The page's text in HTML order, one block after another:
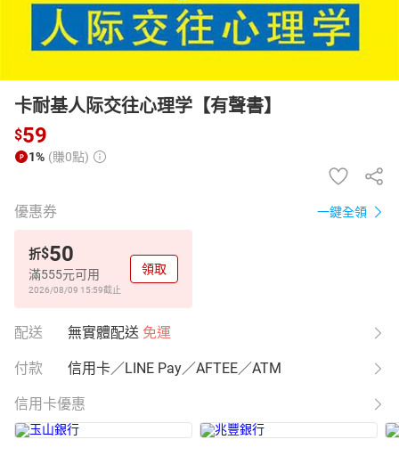
卡耐基人际交往心理学【有聲書】
$59
1% (賺0點)
優惠券 一鍵全領
折$50
滿555元可用
2026/08/09 15:59截止
領取
配送 無實體配送 免運
付款 信用卡／LINE Pay／AFTEE／ATM
信用卡優惠